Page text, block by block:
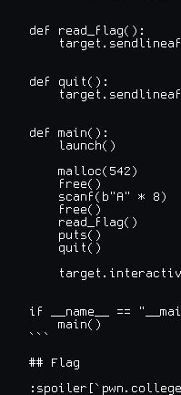
def read_flag():
def quit():
def main():
    launch()
    malloc(542)
    free()
    scanf(b"A" * 8)
    free()
    read_flag()
    puts()
    quit()
if __name__ ==
    main()
```
## Flag